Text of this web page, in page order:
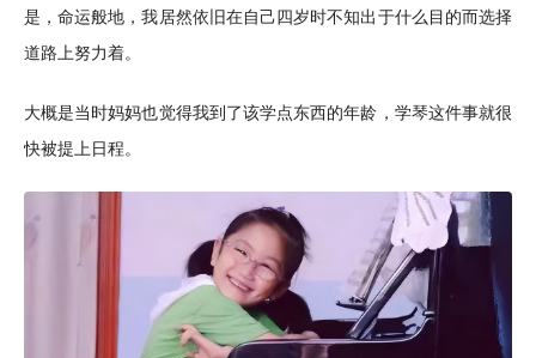
是，命运般地，我居然依旧在自己四岁时不知出于什么目的而选择
道路上努力着。
大概是当时妈妈也觉得我到了该学点东西的年龄，学琴这件事就很
快被提上日程。